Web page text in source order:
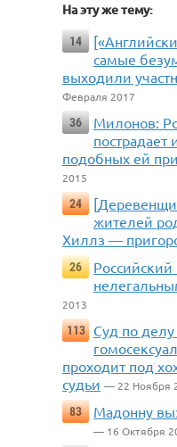
На эту же тему:
14
самые
выходили
Февраля 2017
36
Милонов:
пострадает
подобных ей
2015
24
жителей
Хиллз —
26
2013
113
Суд по делу
проходит под
судьи — 22 Ноября
83
Мадонну
— 16 Октября